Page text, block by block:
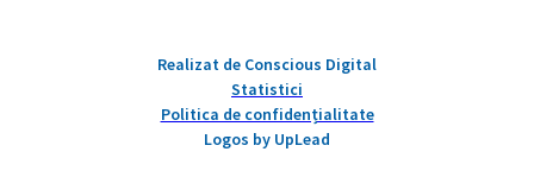
Realizat de Conscious Digital
Statistici
Politica de confidențialitate
Logos by UpLead